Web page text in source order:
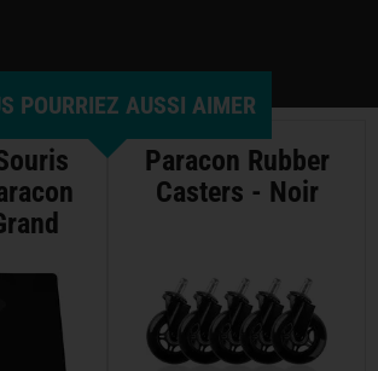
POURRIEZ AUSSI AIMER
Paracon Rubber
Casters - Noir